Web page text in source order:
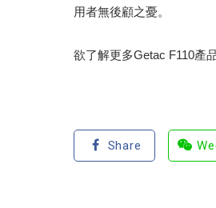
用者無後顧之憂。
欲了解更多Getac F110產
Share